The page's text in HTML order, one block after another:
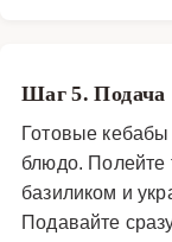
Шаг 5. Подача
Готовые
блюдо.
базиликом и
Подавайте